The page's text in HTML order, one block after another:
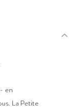
en
La Petite